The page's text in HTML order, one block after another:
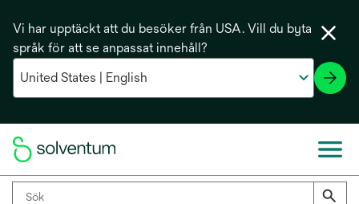
Vi har upptäckt att du besöker från USA. Vill du byta
språk för att se anpassat innehåll?